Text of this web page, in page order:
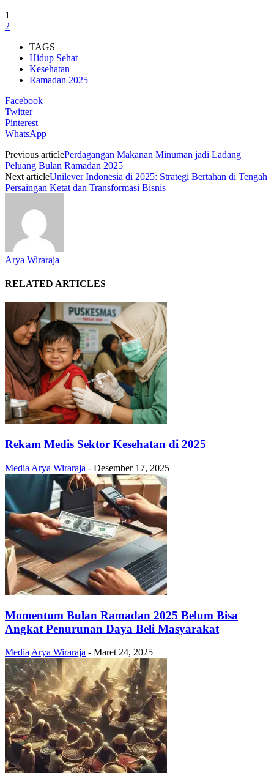
1
2
TAGS
Hidup Sehat
Kesehatan
Ramadan 2025
Facebook
Twitter
Pinterest
WhatsApp
Previous articlePerdagangan Makanan Minuman jadi Ladang
Peluang Bulan Ramadan 2025
Next articleUnilever Indonesia di 2025: Strategi Bertahan di Tengah
Persaingan Ketat dan Transformasi Bisnis
Arya Wiraraja
RELATED ARTICLES
Rekam Medis Sektor Kesehatan di 2025
Media Arya Wiraraja - Desember 17, 2025
Momentum Bulan Ramadan 2025 Belum Bisa
Angkat Penurunan Daya Beli Masyarakat
Media Arya Wiraraja - Maret 24, 2025